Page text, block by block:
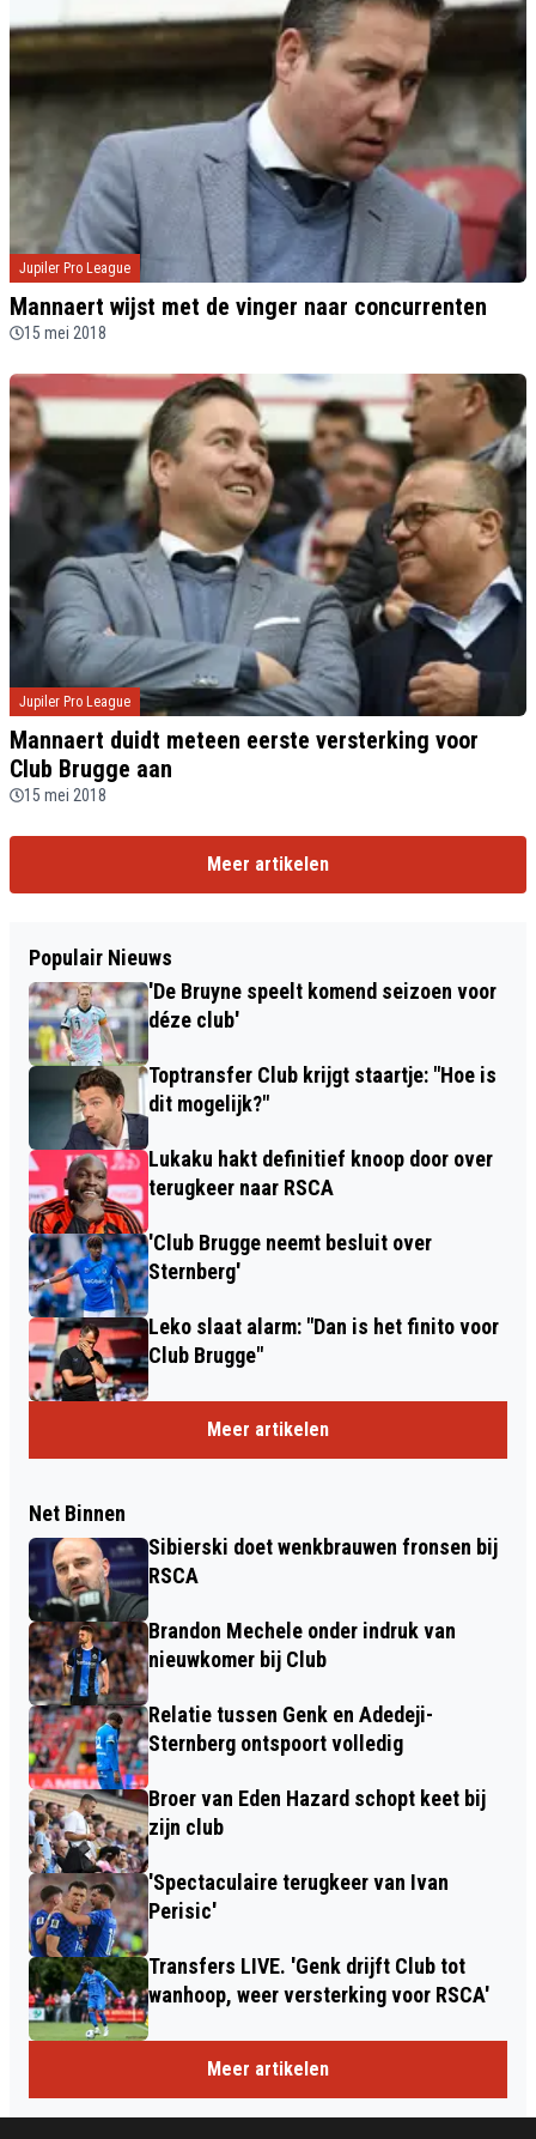
Jupiler Pro League
Mannaert wijst met de vinger naar concurrenten
15 mei 2018
Jupiler Pro League
Mannaert duidt meteen eerste versterking voor
Club Brugge aan
15 mei 2018
Meer artikelen
Populair Nieuws
'De Bruyne speelt komend seizoen voor
déze club'
Toptransfer Club krijgt staartje: "Hoe is
dit mogelijk?"
Lukaku hakt definitief knoop door over
terugkeer naar RSCA
'Club Brugge neemt besluit over
Sternberg'
Leko slaat alarm: "Dan is het finito voor
Club Brugge"
Meer artikelen
Net Binnen
Sibierski doet wenkbrauwen fronsen bij
RSCA
Brandon Mechele onder indruk van
nieuwkomer bij Club
Relatie tussen Genk en Adedeji-
Sternberg ontspoort volledig
Broer van Eden Hazard schopt keet bij
zijn club
'Spectaculaire terugkeer van Ivan
Perisic'
Transfers LIVE. 'Genk drijft Club tot
wanhoop, weer versterking voor RSCA'
Meer artikelen